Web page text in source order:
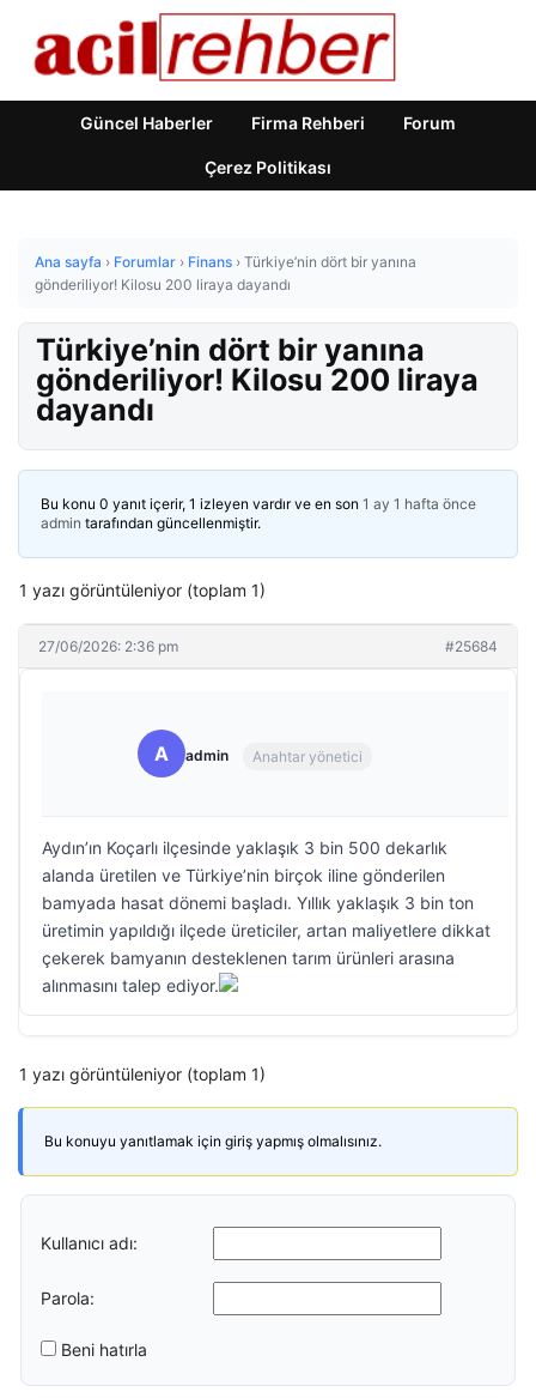
Güncel Haberler Firma Rehberi Forum
Çerez Politikası
Ana sayfa › Forumlar › Finans › Türkiye’nin dört bir yanına
gönderiliyor! Kilosu 200 liraya dayandı
Türkiye’nin dört bir yanına
gönderiliyor! Kilosu 200 liraya
dayandı
Bu konu 0 yanıt içerir, 1 izleyen vardır ve en son 1 ay 1 hafta önce
admin tarafından güncellenmiştir.
1 yazı görüntüleniyor (toplam 1)
27/06/2026: 2:36 pm #25684
A admin Anahtar yönetici
Aydın’ın Koçarlı ilçesinde yaklaşık 3 bin 500 dekarlık
alanda üretilen ve Türkiye’nin birçok iline gönderilen
bamyada hasat dönemi başladı. Yıllık yaklaşık 3 bin ton
üretimin yapıldığı ilçede üreticiler, artan maliyetlere dikkat
çekerek bamyanın desteklenen tarım ürünleri arasına
alınmasını talep ediyor.
1 yazı görüntüleniyor (toplam 1)
Bu konuyu yanıtlamak için giriş yapmış olmalısınız.
Kullanıcı adı:
Parola:
Beni hatırla